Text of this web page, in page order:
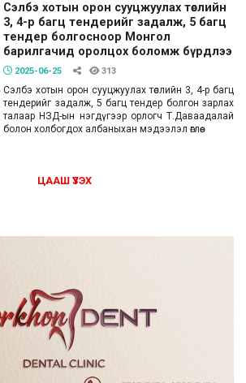
Сэлбэ хотын орон сууцжуулах төслийн
3, 4-р багц тендерийг задалж, 5 багц
тендер болгосноор Монгол
барилгачид оролцох боломж бүрдлээ
2025-06-25 313
Сэлбэ хотын орон сууцжуулах төслийн 3, 4-р багц
тендерийг задалж, 5 багц тендер болгон зарлах
талаар НЗД-ын нэгдүгээр орлогч Т.Даваадалай
болон холбогдох албаныхан мэдээлэл өглөө.
ЦААШ ҮЗЭХ